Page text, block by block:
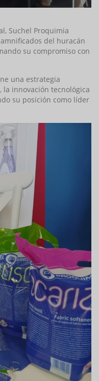
Suchel Proquimia
del huracán
su compromiso con
una estrategia
innovación tecnológica
su posición como líder